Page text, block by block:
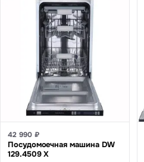
42 990 ₽
Посудомоечная машина DW
129.4509 X